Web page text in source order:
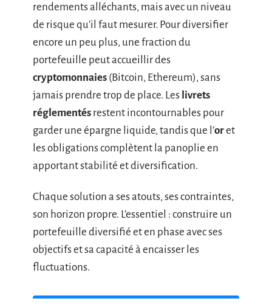
rendements alléchants, mais avec un niveau
de risque qu’il faut mesurer. Pour diversifier
encore un peu plus, une fraction du
portefeuille peut accueillir des
cryptomonnaies (Bitcoin, Ethereum), sans
jamais prendre trop de place. Les livrets
réglementés restent incontournables pour
garder une épargne liquide, tandis que l’oret
les obligations complètent la panoplie en
apportant stabilité et diversification.
Chaque solution a ses atouts, ses contraintes,
son horizon propre. L’essentiel : construire un
portefeuille diversifié et en phase avec ses
objectifs et sa capacité à encaisser les
fluctuations.